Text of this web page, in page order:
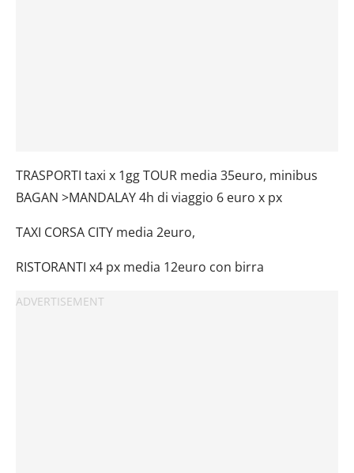
TRASPORTI taxi x 1gg TOUR media 35euro, minibus
BAGAN >MANDALAY 4h di viaggio 6 euro x px
TAXI CORSA CITY media 2euro,
RISTORANTI x4 px media 12euro con birra